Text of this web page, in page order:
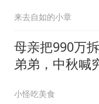
来去自如的小章
母亲把990万
弟弟，中秋喊
小怪吃美食